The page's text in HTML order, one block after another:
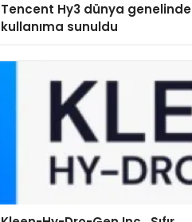
Tencent Hy3 dünya genelinde
kullanıma sunuldu